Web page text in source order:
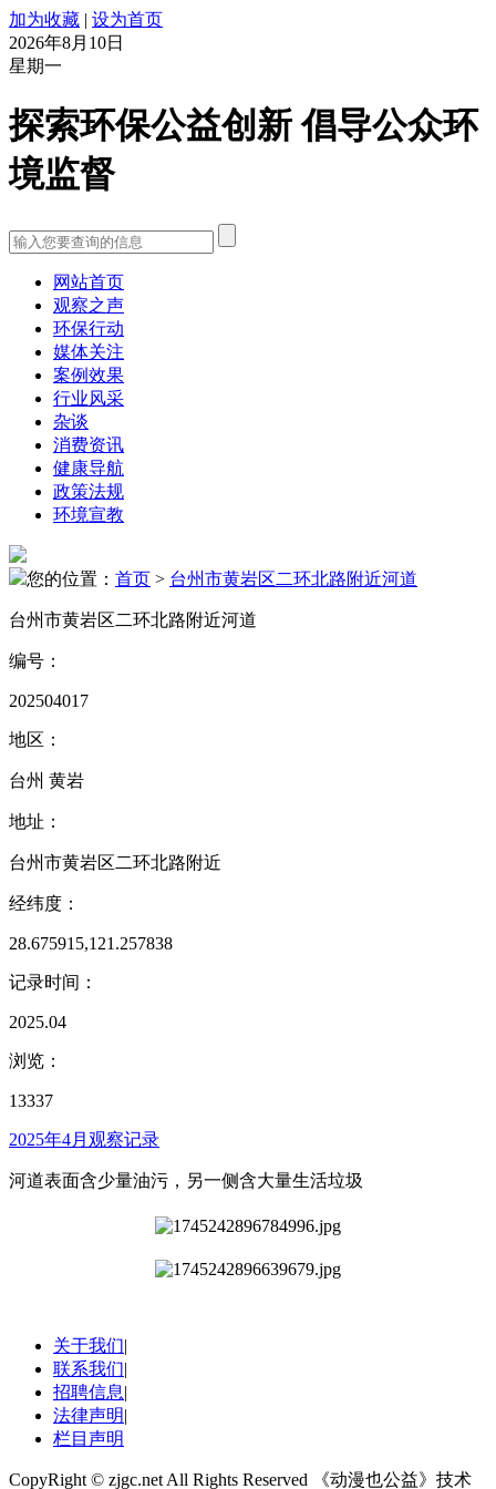
加为收藏 | 设为首页
2026年8月10日
星期一
探索环保公益创新 倡导公众环
境监督
网站首页
观察之声
环保行动
媒体关注
案例效果
行业风采
杂谈
消费资讯
健康导航
政策法规
环境宣教
您的位置： 首页 > 台州市黄岩区二环北路附近河道
台州市黄岩区二环北路附近河道
编号：
202504017
地区：
台州 黄岩
地址：
台州市黄岩区二环北路附近
经纬度：
28.675915,121.257838
记录时间：
2025.04
浏览：
13337
2025年4月观察记录
河道表面含少量油污，另一侧含大量生活垃圾
关于我们|
联系我们|
招聘信息|
法律声明|
栏目声明
CopyRight © zjgc.net All Rights Reserved 《动漫也公益》技术